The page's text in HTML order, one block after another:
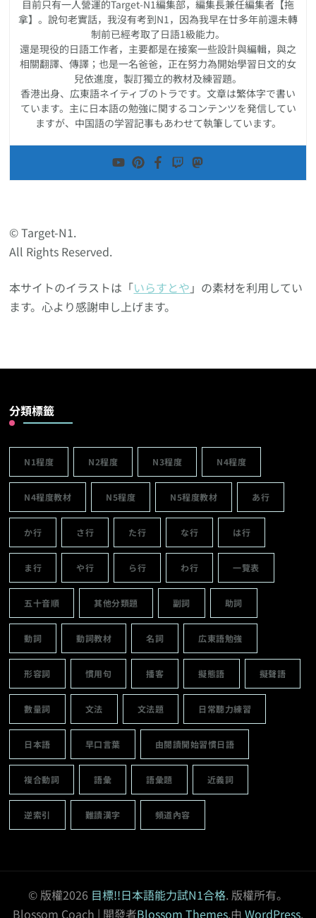
目前只有一人營運的Target-N1編集部，編集長兼任編集者【拖
拿】。說句老實話，我沒有考到N1，因為我早在廿多年前還未轉
制前已經考取了日語1級能力。
還是現役的日語工作者，主要都是在接案一些設計與編輯，與之
相關翻譯、傳譯；也是一名爸爸，正在努力為開始學習日文的女
兒依進度，製訂獨立的教材及練習題。
香港出身、広東語ネイティブのトラです。文章は繁体字で書い
ています。主に日本語の勉強に関するコンテンツを発信してい
ますが、中国語の学習記事もあわせて執筆しています。
© Target-N1.
All Rights Reserved.
本サイトのイラストは「いらすとや 」の素材を利用してい
ます。心より感謝申し上げます。
分類標籤
N1程度 N2程度 N3程度 N4程度
N4程度教材 N5程度 N5程度教材 あ行
か行 さ行 た行 な行 は行
ま行 や行 ら行 わ行 一覽表
五十音順 其他分類題 副詞 助詞
動詞 動詞教材 名詞 広東語勉強
形容詞 慣用句 播客 擬態語 擬聲語
數量詞 文法 文法題 日常聽力練習
日本語 早口言葉 由閱讀開始習慣日語
複合動詞 語彙 語彙題 近義詞
逆索引 難讀漢字 頻道內容
© 版權2026 目標!!日本語能力試N1合格. 版權所有。
Blossom Coach | 開發者Blossom Themes.由 WordPress.